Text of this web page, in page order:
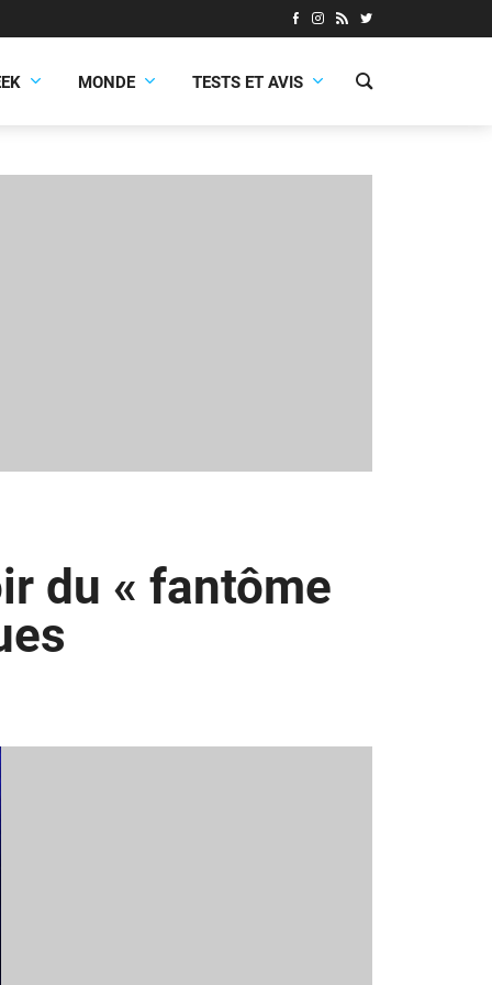
MONDE TESTS ET AVIS
du « fantôme